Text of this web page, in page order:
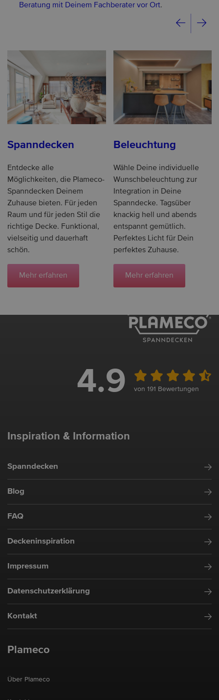
Beratung mit Deinem Fachberater vor Ort.
Spanndecken
Entdecke alle
Möglichkeiten, die Plameco-
Spanndecken Deinem
Zuhause bieten. Für jeden
Raum und für jeden Stil die
richtige Decke. Funktional,
vielseitig und dauerhaft
schön.
Mehr erfahren
Beleuchtung
Wähle Deine individuelle
Wunschbeleuchtung zur
Integration in Deine
Spanndecke. Tagsüber
knackig hell und abends
entspannt gemütlich.
Perfektes Licht für Dein
perfektes Zuhause.
Mehr erfahren
4.9 von 191 Bewertungen
Inspiration & Information
Spanndecken
Blog
FAQ
Deckeninspiration
Impressum
Datenschutzerklärung
Kontakt
Plameco
Über Plameco